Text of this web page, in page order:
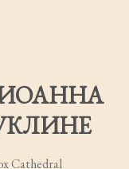
Cathedral